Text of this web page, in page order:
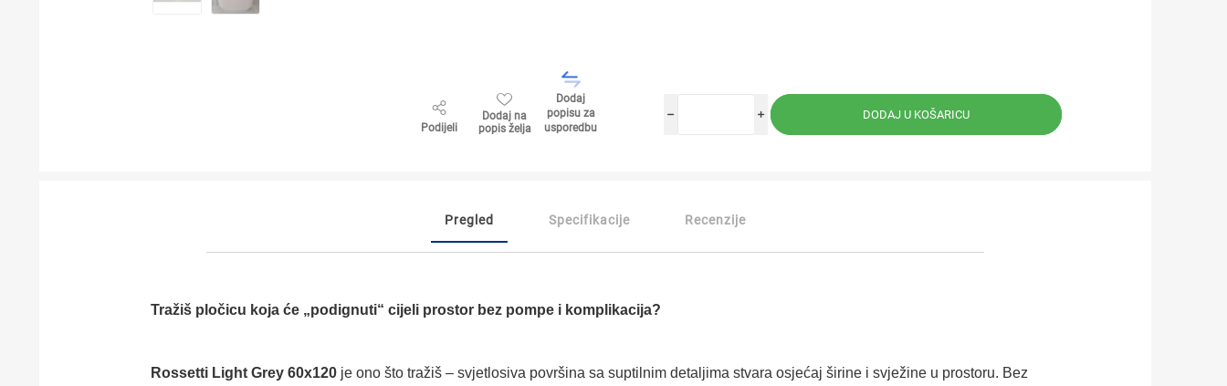
Podijeli
Dodaj na
popis želja
Dodaj
popisu za
usporedbu
i
h
Pregled Specifikacije Recenzije
Tražiš pločicu koja će „podignuti“ cijeli prostor bez pompe i komplikacija?
Rossetti Light Grey 60x120je ono što tražiš – svjetlosiva površina sa suptilnim detaljima stvara osjećaj širine i svježine u prostoru. Bez